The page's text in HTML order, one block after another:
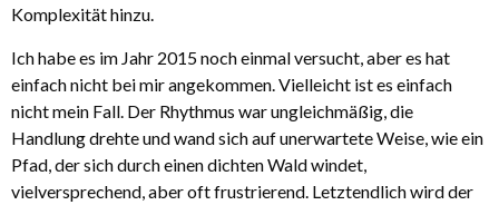
Komplexität hinzu.
Ich habe es im Jahr 2015 noch einmal versucht, aber es hat
einfach nicht bei mir angekommen. Vielleicht ist es einfach
nicht mein Fall. Der Rhythmus war ungleichmäßig, die
Handlung drehte und wand sich auf unerwartete Weise, wie ein
Pfad, der sich durch einen dichten Wald windet,
vielversprechend, aber oft frustrierend. Letztendlich wird der